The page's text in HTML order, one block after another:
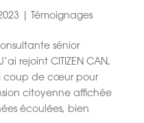
Témoignages
sénior
rejoint CITIZEN CAN,
coup de cœur pour
citoyenne affichée
écoulées, bien